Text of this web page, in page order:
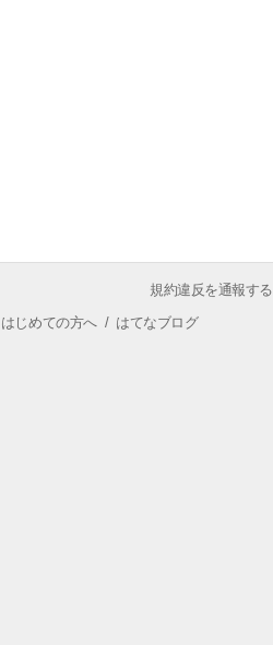
規約違反を通報する
はじめての方へ/ はてなブログ